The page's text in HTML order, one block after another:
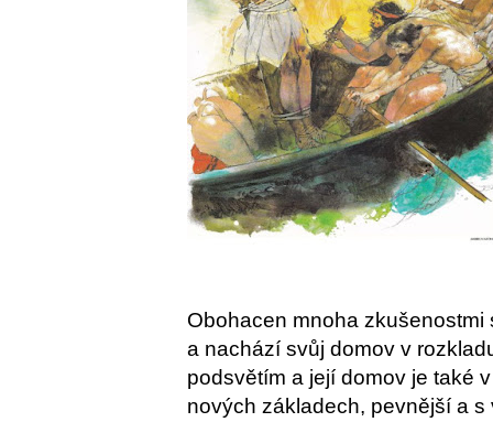
Obohacen mnoha
a nachází svůj domov v
podsvětím a její domov je také
nových základech, pevnější a